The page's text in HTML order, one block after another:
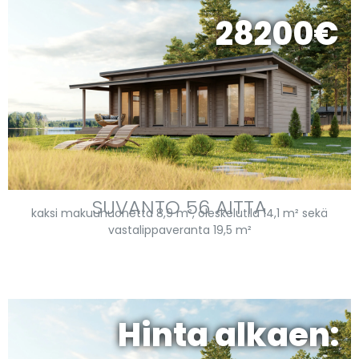
28200€
SUVANTO 56 AITTA
kaksi makuuhuonetta 8,9 m², oleskelutila 14,1 m² sekä
vastalippaveranta 19,5 m²
Hinta alkaen: